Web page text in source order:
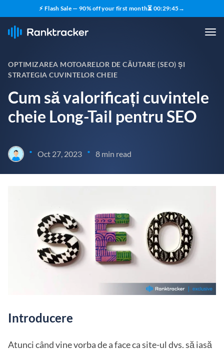
⚡ Flash Sale — 90% off your first month⏳ 00:29:44→
OPTIMIZAREA MOTOARELOR DE CĂUTARE (SEO) ȘI
STRATEGIA CUVINTELOR CHEIE
Cum să valorificați cuvintele
cheie Long-Tail pentru SEO
• Oct 27, 2023 • 8 min read
Introducere
Atunci când vine vorba de a face ca site-ul dvs. să iasă